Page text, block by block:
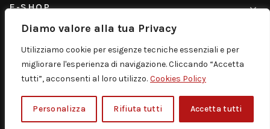
Diamo valore alla tua Privacy
Utilizziamo cookie per esigenze tecniche essenziali e per
migliorare l'esperienza di navigazione. Cliccando “Accetta
tutti”, acconsenti al loro utilizzo. Cookies Policy
Personalizza Rifiuta tutti Accetta tutti
E-SHOP
© 2005-2026Murgo Distribuzione S.r.l. P. IVA
06084400875 |
Disclaimer |Privacy Policy |Credits